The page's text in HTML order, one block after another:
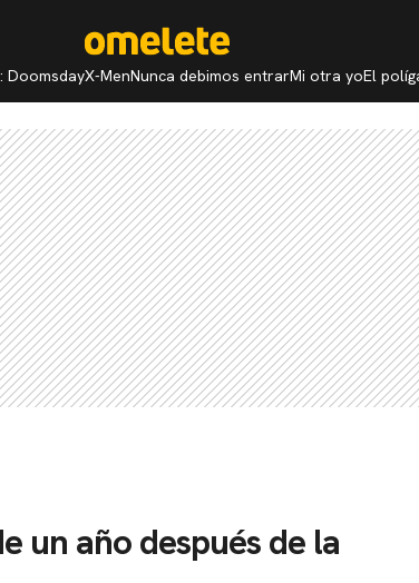
DoomsdayX-MenNunca debimos entrarMi otra yoEl
un año después de la